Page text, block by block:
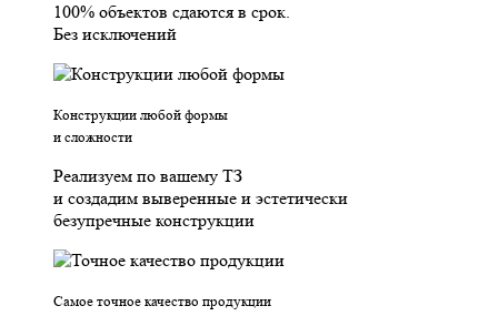
100% объектов сдаются в срок.
Без исключений
Конструкции любой формы
и сложности
Реализуем по вашему ТЗ
и создадим выверенные и эстетически
безупречные конструкции
Самое точное качество продукции